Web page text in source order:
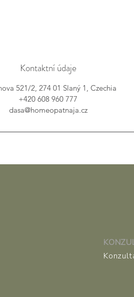
Kontaktní údaje
521/2, 274 01 Slaný 1, Czechia
+420 608 960 777
dasa@homeopatnaja.cz